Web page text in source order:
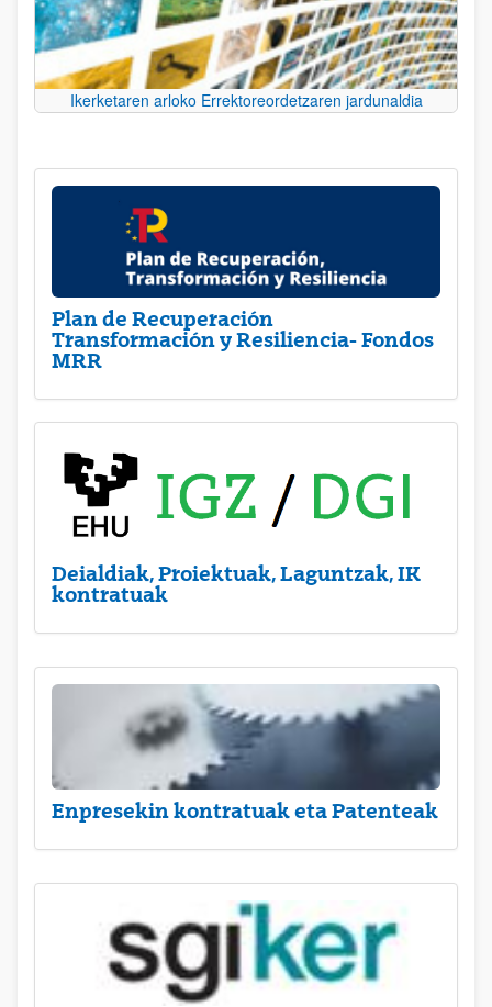
Ikerketaren arloko Errektoreordetzaren jardunaldia
Plan de Recuperación
Transformación y Resiliencia- Fondos
MRR
Deialdiak, Proiektuak, Laguntzak, IK
kontratuak
Enpresekin kontratuak eta Patenteak